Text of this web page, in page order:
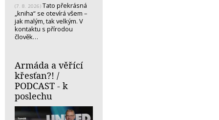
(7. 8. 2026) Tato překrásná
„kniha“ se otevírá všem –
jak malým, tak velkým. V
kontaktu s přírodou
člověk…
Armáda a věřící
křesťan?! /
PODCAST - k
poslechu